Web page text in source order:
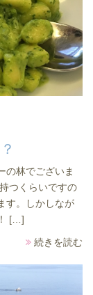
の林でございま
つくらいですの
す。しかしなが
[…]
続きを読む